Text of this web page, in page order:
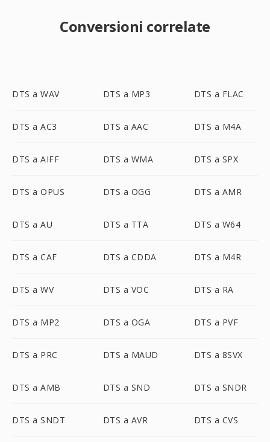
Conversioni correlate
DTS a WAV DTS a MP3 DTS a FLAC
DTS a AC3 DTS a AAC DTS a M4A
DTS a AIFF DTS a WMA DTS a SPX
DTS a OPUS DTS a OGG DTS a AMR
DTS a AU DTS a TTA DTS a W64
DTS a CAF DTS a CDDA DTS a M4R
DTS a WV DTS a VOC DTS a RA
DTS a MP2 DTS a OGA DTS a PVF
DTS a PRC DTS a MAUD DTS a 8SVX
DTS a AMB DTS a SND DTS a SNDR
DTS a SNDT DTS a AVR DTS a CVS